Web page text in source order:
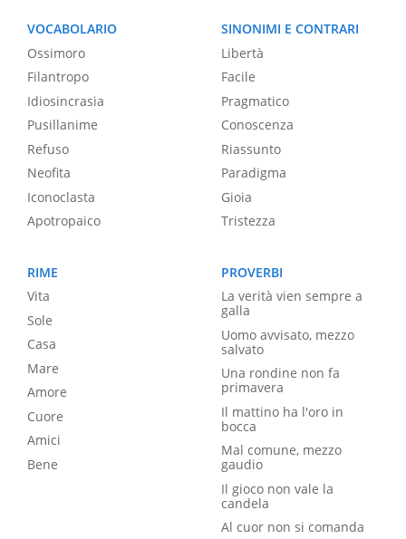
VOCABOLARIO
Ossimoro
Filantropo
Idiosincrasia
Pusillanime
Refuso
Neofita
Iconoclasta
Apotropaico
SINONIMI E CONTRARI
Libertà
Facile
Pragmatico
Conoscenza
Riassunto
Paradigma
Gioia
Tristezza
RIME
Vita
Sole
Casa
Mare
Amore
Cuore
Amici
Bene
PROVERBI
La verità vien sempre a
galla
Uomo avvisato, mezzo
salvato
Una rondine non fa
primavera
Il mattino ha l'oro in
bocca
Mal comune, mezzo
gaudio
Il gioco non vale la
candela
Al cuor non si comanda